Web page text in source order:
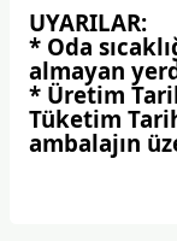
UYARILAR:
* Oda
almayan
* Üretim
Tüketim
ambalajın